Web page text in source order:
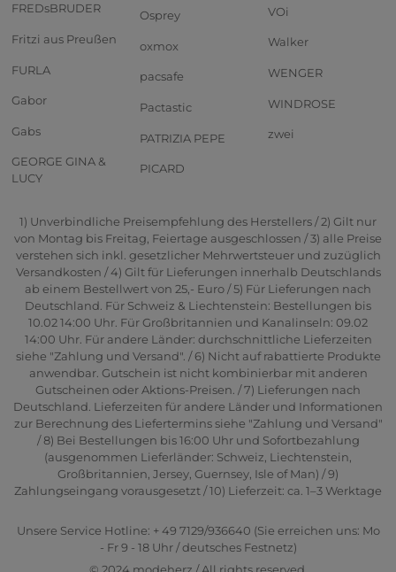
FREDsBRUDER
Fritzi aus Preußen
FURLA
Gabor
Gabs
GEORGE GINA &
LUCY
Osprey
oxmox
pacsafe
Pactastic
PATRIZIA PEPE
PICARD
VOi
Walker
WENGER
WINDROSE
zwei
1) Unverbindliche Preisempfehlung des Herstellers / 2) Gilt nur
von Montag bis Freitag, Feiertage ausgeschlossen / 3) alle Preise
verstehen sich inkl. gesetzlicher Mehrwertsteuer und zuzüglich
Versandkosten / 4) Gilt für Lieferungen innerhalb Deutschlands
ab einem Bestellwert von 25,- Euro / 5) Für Lieferungen nach
Deutschland. Für Schweiz & Liechtenstein: Bestellungen bis
10.02 14:00 Uhr. Für Großbritannien und Kanalinseln: 09.02
14:00 Uhr. Für andere Länder: durchschnittliche Lieferzeiten
siehe "Zahlung und Versand". / 6) Nicht auf rabattierte Produkte
anwendbar. Gutschein ist nicht kombinierbar mit anderen
Gutscheinen oder Aktions-Preisen. / 7) Lieferungen nach
Deutschland. Lieferzeiten für andere Länder und Informationen
zur Berechnung des Liefertermins siehe "Zahlung und Versand"
/ 8) Bei Bestellungen bis 16:00 Uhr und Sofortbezahlung
(ausgenommen Lieferländer: Schweiz, Liechtenstein,
Großbritannien, Jersey, Guernsey, Isle of Man) / 9)
Zahlungseingang vorausgesetzt / 10) Lieferzeit: ca. 1–3 Werktage
Unsere Service Hotline: + 49 7129/936640 (Sie erreichen uns: Mo
- Fr 9 - 18 Uhr / deutsches Festnetz)